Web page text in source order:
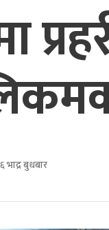
भाद्र बुधबार